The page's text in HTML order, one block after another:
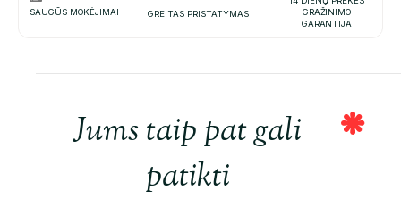
SAUGŪS MOKĖJIMAI GREITAS PRISTATYMAS
GRAŽINIMO
GARANTIJA
Jums taip pat gali
patikti